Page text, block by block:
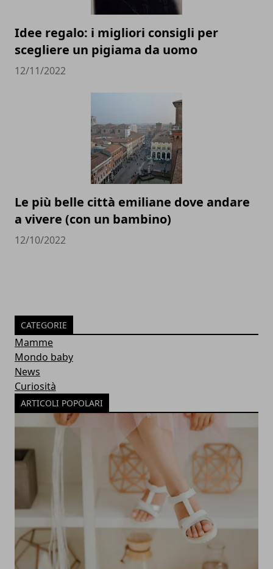
Idee regalo: i migliori consigli per
scegliere un pigiama da uomo
12/11/2022
Le più belle città emiliane dove andare
a vivere (con un bambino)
12/10/2022
CATEGORIE
Mamme
Mondo baby
News
Curiosità
ARTICOLI POPOLARI